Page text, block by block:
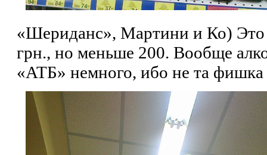
«Шериданс», Мартини и Ко) Это
грн., но меньше 200. Вообще
«АТБ» немного, ибо не та фишка